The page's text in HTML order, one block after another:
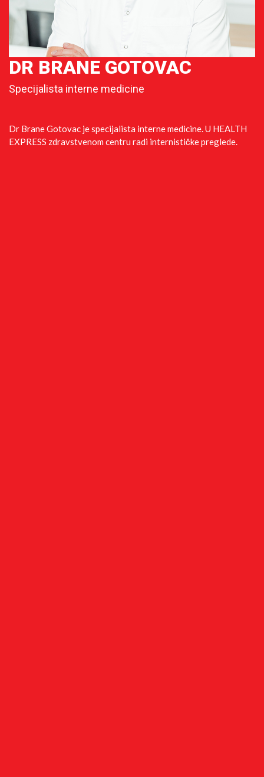
DR BRANE GOTOVAC
Specijalista interne medicine
Dr Brane Gotovac je specijalista interne medicine. U HEALTH
EXPRESS zdravstvenom centru radi internističke preglede.